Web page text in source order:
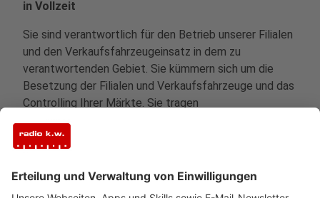
in Vollzeit
Sie sind verantwortlich für den Betrieb unserer Filialen
und den Verkaufsfahrzeugeinsatz in dem zu
verantwortenden Gebiet. Sie kümmern sich um die
Besetzung der Filialen und Verkaufsfahrzeuge und das
Controlling Ihrer Märkte. Sie tragen
Personalverantwortung und motivieren Mitarbeiter und
Kollegen. Sie setzen unser HACCP Konzept
und Hygiene. Im Umgang mit Personal und Führung